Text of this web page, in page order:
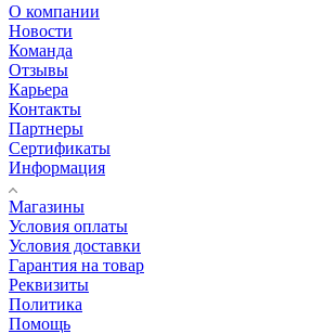
О компании
Новости
Команда
Отзывы
Карьера
Контакты
Партнеры
Сертификаты
Информация
Магазины
Условия оплаты
Условия доставки
Гарантия на товар
Реквизиты
Политика
Помощь